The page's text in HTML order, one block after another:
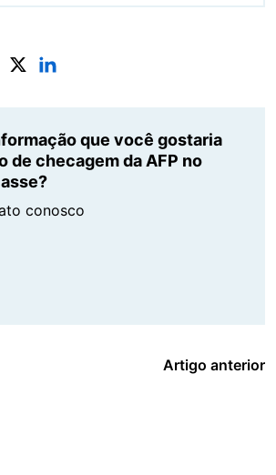
que você gostaria
de checagem da AFP no
conosco
Artigo anterior